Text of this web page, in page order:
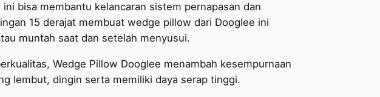
ini bisa membantu kelancaran sistem pernapasan dan
15 derajat membuat wedge pillow dari Dooglee ini
muntah saat dan setelah menyusui.
Wedge Pillow Dooglee menambah kesempurnaan
lembut, dingin serta memiliki daya serap tinggi.